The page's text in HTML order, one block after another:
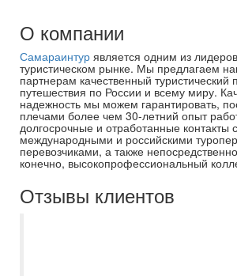
О компании
Самараинтур является одним из
туристическом рынке. Мы предлагаем
партнерам качественный туристический
путешествия по России и всему миру.
надежность мы можем гарантировать,
плечами более чем 30-летний опыт
долгосрочные и отработанные контакты
международными и российскими
перевозчиками, а также
конечно, высокопрофессиональный
Отзывы клиентов